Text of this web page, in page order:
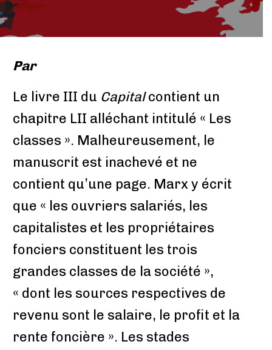
Par
Le livre III du Capitalcontient un
chapitre LII alléchant intitulé « Les
classes ». Malheureusement, le
manuscrit est inachevé et ne
contient qu’une page. Marx y écrit
que « les ouvriers salariés, les
capitalistes et les propriétaires
fonciers constituent les trois
grandes classes de la société »,
« dont les sources respectives de
revenu sont le salaire, le profit et la
rente foncière ». Les stades